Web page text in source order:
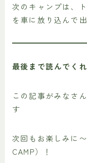
次のキャンプは、
を車に放り込んで
最後まで読んでく
この記事がみなさ
す
次回もお楽しみに
CAMP）！